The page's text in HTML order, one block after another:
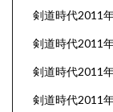
剣道時代2011
剣道時代2011
剣道時代2011
剣道時代2011